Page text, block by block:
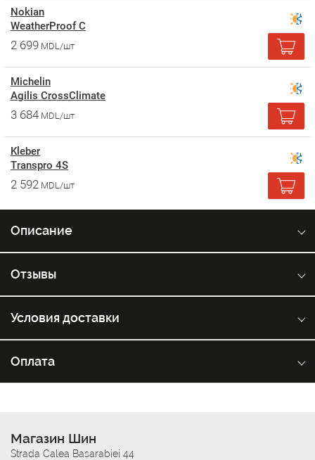
Nokian
WeatherProof C
2 699 MDL/шт
Michelin
Agilis CrossClimate
3 684 MDL/шт
Kleber
Transpro 4S
2 592 MDL/шт
Описание
Отзывы
Условия доставки
Оплата
Магазин Шин
Strada Calea Basarabiei 44